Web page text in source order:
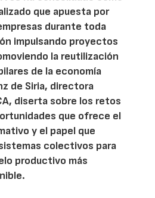
que apuesta por
durante toda
impulsando proyectos
la reutilización
de la economía
de Siria, directora
diserta sobre los retos
que ofrece el
y el papel que
colectivos para
productivo más